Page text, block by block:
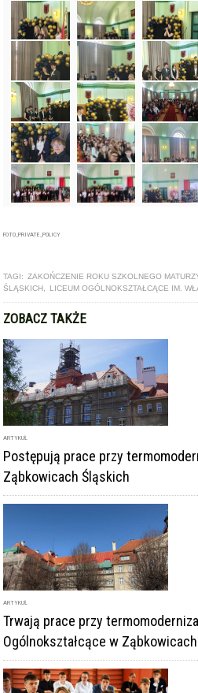
FOTO_PRIVATE_POLICY
TAGI: ZAKOŃCZENIE ROKU SZKOLNEGO
ŚLĄSKICH, LICEUM OGÓLNOKSZTAŁCĄCE IM.
ZOBACZ TAKŻE
ARTYKUŁ
Postępują prace przy
Ząbkowicach Śląskich
ARTYKUŁ
Trwają prace przy
Ogólnokształcące w